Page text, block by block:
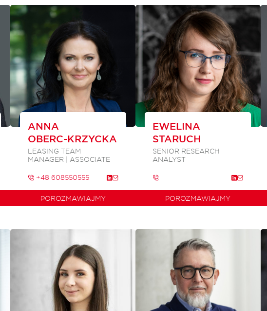
ANNA
OBERC-KRZYCKA
LEASING TEAM
MANAGER | ASSOCIATE
+48 608550555
POROZMAWIAJMY
EWELINA
STARUCH
SENIOR RESEARCH
ANALYST
POROZMAWIAJMY